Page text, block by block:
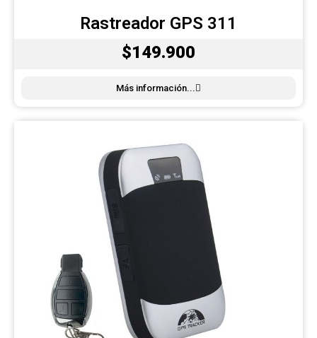
Rastreador GPS 311
$149.900
Más información...